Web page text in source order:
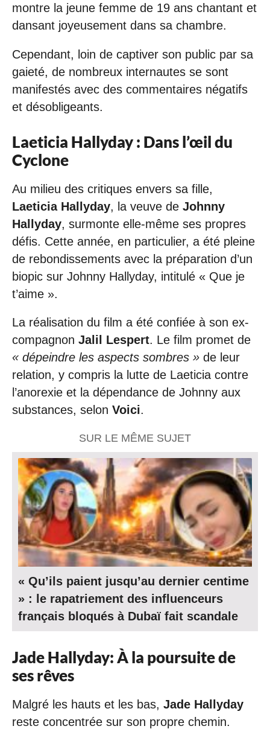
montre la jeune femme de 19 ans chantant et
dansant joyeusement dans sa chambre.
Cependant, loin de captiver son public par sa
gaieté, de nombreux internautes se sont
manifestés avec des commentaires négatifs
et désobligeants.
Laeticia Hallyday : Dans l’œil du
Cyclone
Au milieu des critiques envers sa fille,
Laeticia Hallyday, la veuve de Johnny
Hallyday, surmonte elle-même ses propres
défis. Cette année, en particulier, a été pleine
de rebondissements avec la préparation d’un
biopic sur Johnny Hallyday, intitulé « Que je
t’aime ».
La réalisation du film a été confiée à son ex-
compagnon Jalil Lespert. Le film promet de
« dépeindre les aspects sombres » de leur
relation, y compris la lutte de Laeticia contre
l’anorexie et la dépendance de Johnny aux
substances, selon Voici.
SUR LE MÊME SUJET
« Qu’ils paient jusqu’au dernier centime
» : le rapatriement des influenceurs
français bloqués à Dubaï fait scandale
Jade Hallyday: À la poursuite de
ses rêves
Malgré les hauts et les bas, Jade Hallyday
reste concentrée sur son propre chemin.